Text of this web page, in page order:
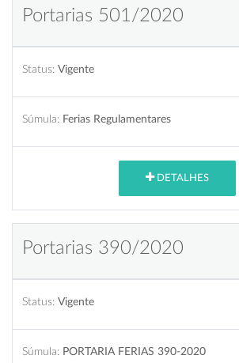
Portarias 501/2020
Status: Vigente
Súmula: Ferias Regulamentares
DETALHES
Portarias 390/2020
Status: Vigente
Súmula: PORTARIA FERIAS 390-2020